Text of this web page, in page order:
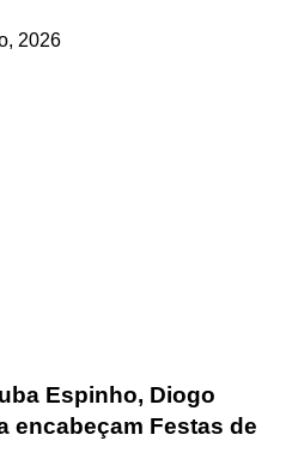
2026
Espinho, Diogo
encabeçam Festas de